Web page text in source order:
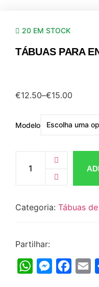
20 EM STOCK
TÁBUAS PARA
€12.50–€15.00
Modelo
Categoria: Tábuas
Partilhar:
WhatsAppMessenger